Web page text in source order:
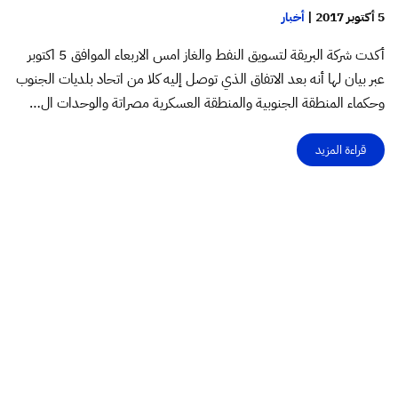
5 أكتوبر 2017 | أخبار
أكدت شركة البريقة لتسويق النفط والغاز امس الاربعاء الموافق 5 اكتوبر
عبر بيان لها أنه بعد الاتفاق الذي توصل إليه كلا من اتحاد بلديات الجنوب
وحكماء المنطقة الجنوبية والمنطقة العسكرية مصراتة والوحدات ال…
قراءة المزيد